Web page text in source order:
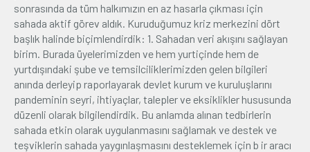
sonrasında da tüm halkımızın en az hasarla çıkması için
sahada aktif görev aldık. Kuruduğumuz kriz merkezini dört
başlık halinde biçimlendirdik: 1. Sahadan veri akışını sağlayan
birim. Burada üyelerimizden ve hem yurtiçinde hem de
yurtdışındaki şube ve temsilciliklerimizden gelen bilgileri
anında derleyip raporlayarak devlet kurum ve kuruluşlarını
pandeminin seyri, ihtiyaçlar, talepler ve eksiklikler hususunda
düzenli olarak bilgilendirdik. Bu anlamda alınan tedbirlerin
sahada etkin olarak uygulanmasını sağlamak ve destek ve
teşviklerin sahada yaygınlaşmasını desteklemek için b ir aracı